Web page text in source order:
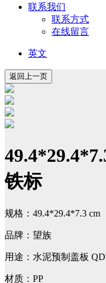
联系我们
联系方式
在线留言
英文
铁标
规格：49.4*29.4*7.3 cm
品牌：望族
用途：水泥预制盖板
材质：PP